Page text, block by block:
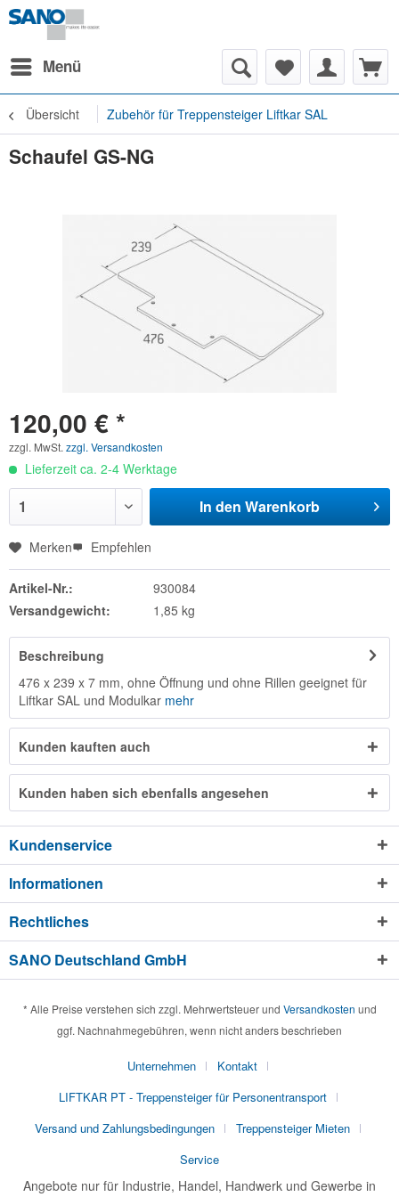
Menü
Übersicht Zubehör für Treppensteiger Liftkar SAL
Schaufel GS-NG
120,00 € *
zzgl. MwSt. zzgl. Versandkosten
Lieferzeit ca. 2-4 Werktage
In den Warenkorb
Merken Empfehlen
Artikel-Nr.:
930084
Versandgewicht:
1,85 kg
Beschreibung
476 x 239 x 7 mm, ohne Öffnung und ohne Rillen geeignet für
Liftkar SAL und Modulkar mehr
Kunden kauften auch
Kunden haben sich ebenfalls angesehen
Kundenservice
Informationen
Rechtliches
SANO Deutschland GmbH
* Alle Preise verstehen sich zzgl. Mehrwertsteuer und Versandkosten und
ggf. Nachnahmegebühren, wenn nicht anders beschrieben
Unternehmen
Kontakt
LIFTKAR PT - Treppensteiger für Personentransport
Versand und Zahlungsbedingungen
Treppensteiger Mieten
Service
Angebote nur für Industrie, Handel, Handwerk und Gewerbe in